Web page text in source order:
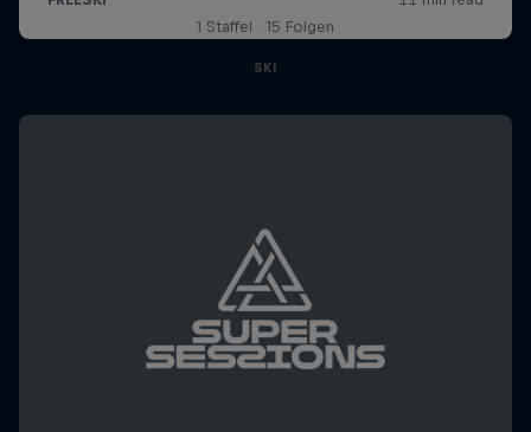
1 Staffel · 15 Folgen
SKI